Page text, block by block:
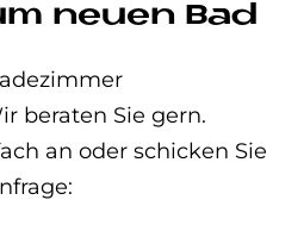
neuen Bad
beraten Sie gern.
an oder schicken Sie